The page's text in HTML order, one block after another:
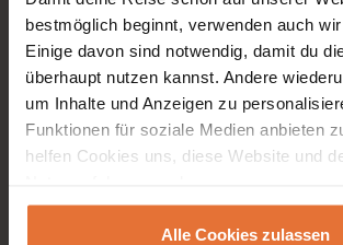
bestmöglich beginnt, verwenden auch wir
Einige davon sind notwendig, damit du
überhaupt nutzen kannst. Andere
um Inhalte und Anzeigen zu
Funktionen für soziale Medien anbieten
helfen Cookies uns, diese Website und
Alle Cookies zulassen
WI TV
Unternehmen